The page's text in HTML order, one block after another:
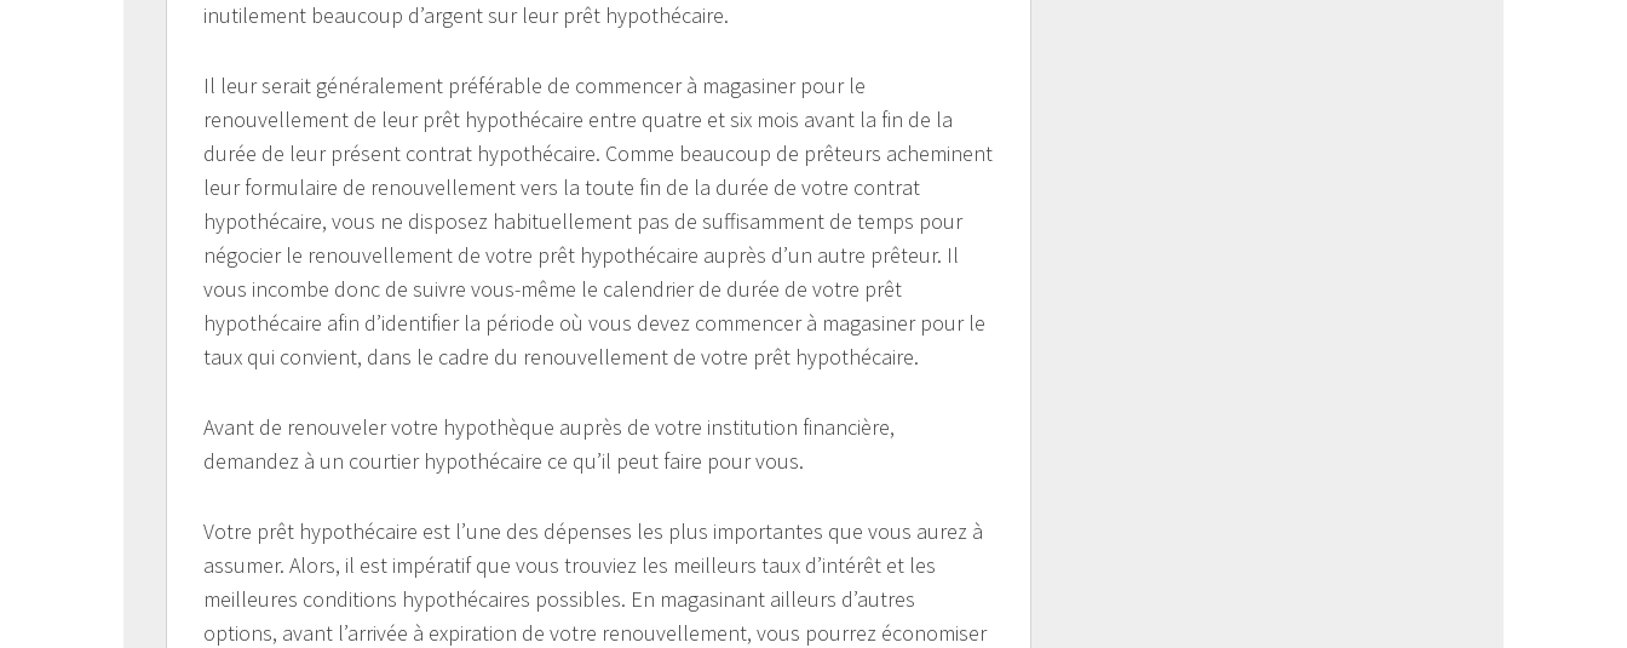
inutilement beaucoup d’argent sur leur prêt hypothécaire.
Il leur serait généralement préférable de commencer à magasiner pour le
renouvellement de leur prêt hypothécaire entre quatre et six mois avant la fin de la
durée de leur présent contrat hypothécaire. Comme beaucoup de prêteurs acheminent
leur formulaire de renouvellement vers la toute fin de la durée de votre contrat
hypothécaire, vous ne disposez habituellement pas de suffisamment de temps pour
négocier le renouvellement de votre prêt hypothécaire auprès d’un autre prêteur. Il
vous incombe donc de suivre vous-même le calendrier de durée de votre prêt
hypothécaire afin d’identifier la période où vous devez commencer à magasiner pour le
taux qui convient, dans le cadre du renouvellement de votre prêt hypothécaire.
Avant de renouveler votre hypothèque auprès de votre institution financière,
demandez à un courtier hypothécaire ce qu’il peut faire pour vous.
Votre prêt hypothécaire est l’une des dépenses les plus importantes que vous aurez à
assumer. Alors, il est impératif que vous trouviez les meilleurs taux d’intérêt et les
meilleures conditions hypothécaires possibles. En magasinant ailleurs d’autres
options, avant l’arrivée à expiration de votre renouvellement, vous pourrez économiser